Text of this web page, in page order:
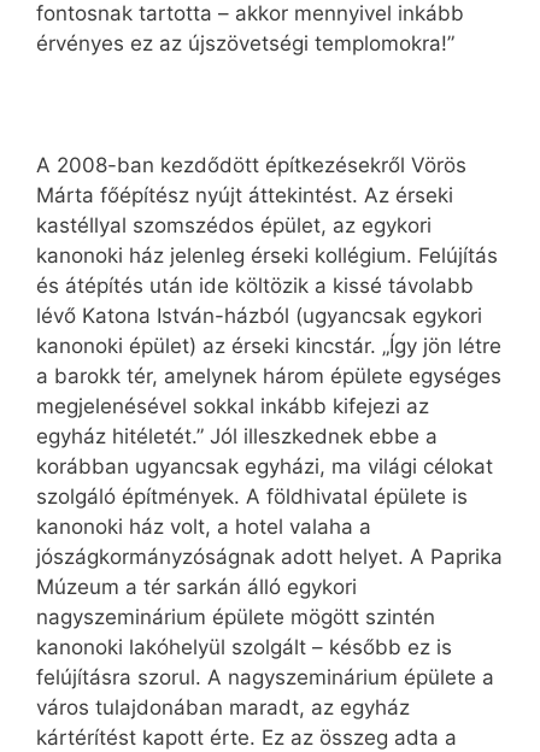
fontosnak tartotta – akkor mennyivel inkább
érvényes ez az újszövetségi templomokra!”
A 2008-ban kezdődött építkezésekről Vörös
Márta főépítész nyújt áttekintést. Az érseki
kastéllyal szomszédos épület, az egykori
kanonoki ház jelenleg érseki kollégium. Felújítás
és átépítés után ide költözik a kissé távolabb
lévő Katona István-házból (ugyancsak egykori
kanonoki épület) az érseki kincstár. „Így jön létre
a barokk tér, amelynek három épülete egységes
megjelenésével sokkal inkább kifejezi az
egyház hitéletét.” Jól illeszkednek ebbe a
korábban ugyancsak egyházi, ma világi célokat
szolgáló építmények. A földhivatal épülete is
kanonoki ház volt, a hotel valaha a
jószágkormányzóságnak adott helyet. A Paprika
Múzeum a tér sarkán álló egykori
nagyszeminárium épülete mögött szintén
kanonoki lakóhelyül szolgált – később ez is
felújításra szorul. A nagyszeminárium épülete a
város tulajdonában maradt, az egyház
kártérítést kapott érte. Ez az összeg adta a